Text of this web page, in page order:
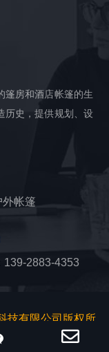
篷房和酒店帐篷的生
历史，提供规划、设
帐篷
139-2883-4353
技有限公司版权所
号